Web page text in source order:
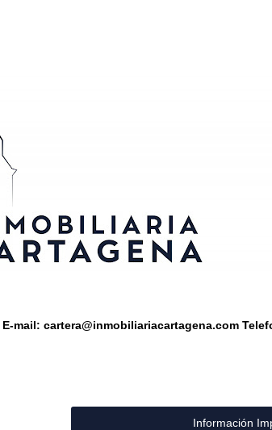
E-mail: cartera@inmobiliariacartagena.com
Información